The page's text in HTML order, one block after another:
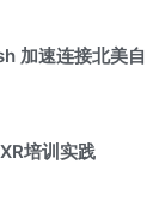
加速连接北美自
培训实践